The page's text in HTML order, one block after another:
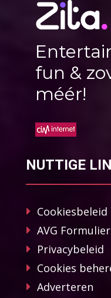
fun &
méér!
NUTTIGE
Cookiesbeleid
AVG Formulier
Privacybeleid
Cookies
Adverteren